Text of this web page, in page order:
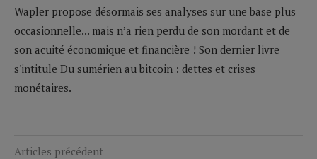
Wapler propose désormais ses analyses sur une base plus
occasionnelle... mais n’a rien perdu de son mordant et de
son acuité économique et financière ! Son dernier livre
s'intitule Du sumérien au bitcoin : dettes et crises
monétaires.
Articles précédent